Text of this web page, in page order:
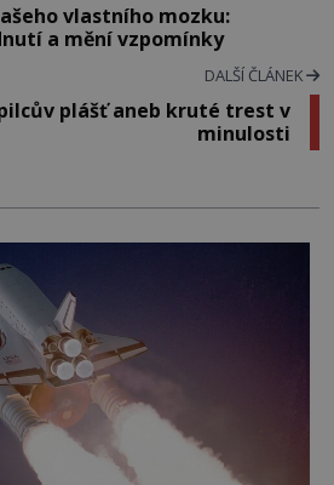
vlastního mozku:
a mění vzpomínky
DALŠÍ ČLÁNEK
plášť aneb kruté trest v
minulosti